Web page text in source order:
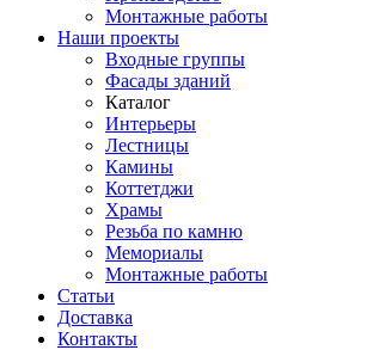
Монтажные работы
Наши проекты
Входные группы
Фасады зданий
Каталог
Интерьеры
Лестницы
Камины
Коттетджи
Храмы
Резьба по камню
Мемориалы
Монтажные работы
Статьи
Доставка
Контакты